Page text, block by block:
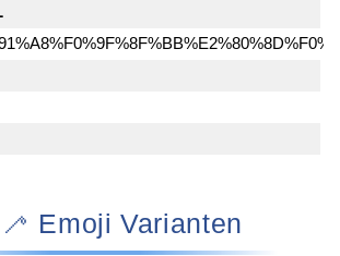
👨🏻‍🦯 Emoji Varianten